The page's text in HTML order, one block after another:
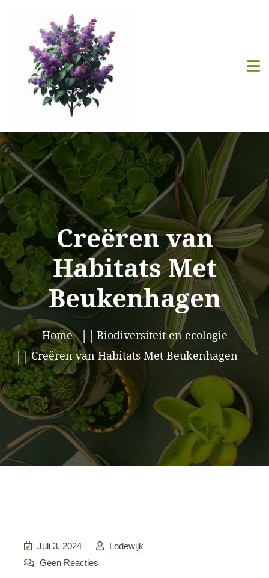
Creëren van
Habitats Met
Beukenhagen
Home
Biodiversiteit en ecologie
Creëren van Habitats Met Beukenhagen
Juli 3, 2024
Lodewijk
Geen Reacties